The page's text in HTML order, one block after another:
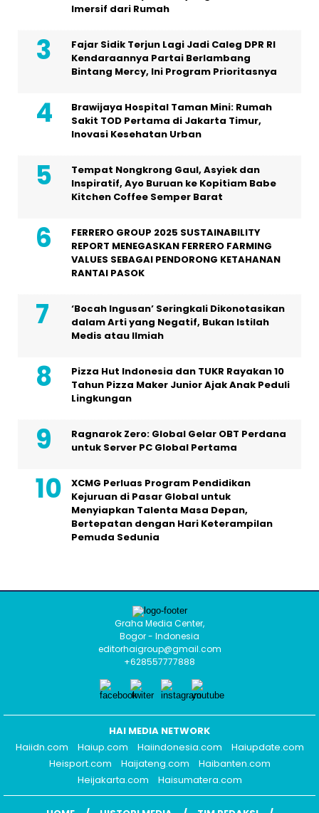
Imersif dari Rumah
Fajar Sidik Terjun Lagi Jadi Caleg DPR RI
Kendaraannya Partai Berlambang
Bintang Mercy, Ini Program Prioritasnya
Brawijaya Hospital Taman Mini: Rumah
Sakit TOD Pertama di Jakarta Timur,
Inovasi Kesehatan Urban
Tempat Nongkrong Gaul, Asyiek dan
Inspiratif, Ayo Buruan ke Kopitiam Babe
Kitchen Coffee Semper Barat
FERRERO GROUP 2025 SUSTAINABILITY
REPORT MENEGASKAN FERRERO FARMING
VALUES SEBAGAI PENDORONG KETAHANAN
RANTAI PASOK
‘Bocah Ingusan’ Seringkali Dikonotasikan
dalam Arti yang Negatif, Bukan Istilah
Medis atau Ilmiah
Pizza Hut Indonesia dan TUKR Rayakan 10
Tahun Pizza Maker Junior Ajak Anak Peduli
Lingkungan
Ragnarok Zero: Global Gelar OBT Perdana
untuk Server PC Global Pertama
XCMG Perluas Program Pendidikan
Kejuruan di Pasar Global untuk
Menyiapkan Talenta Masa Depan,
Bertepatan dengan Hari Keterampilan
Pemuda Sedunia
Graha Media Center,
Bogor - Indonesia
editorhaigroup@gmail.com
+628557777888
HAI MEDIA NETWORK
Haiidn.com
Haiup.com Haiindonesia.com
Haiupdate.com
Heisport.com
Haijateng.com
Haibanten.com
Heijakarta.com
Haisumatera.com